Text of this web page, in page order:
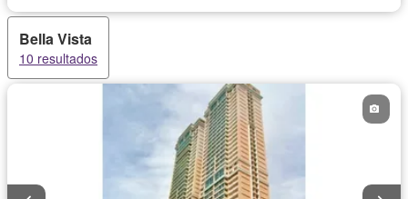
Bella Vista
10 resultados